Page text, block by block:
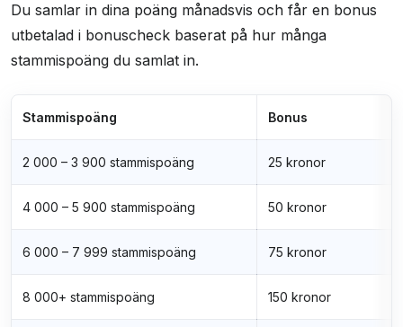
Frågor och svar
Kontaktinformasjon
Du samlar in dina poäng månadsvis och får en bonus
utbetalad i bonuscheck baserat på hur många
stammispoäng du samlat in.
Stammispoäng Bonus
2 000 – 3 900 stammispoäng 25 kronor
4 000 – 5 900 stammispoäng 50 kronor
6 000 – 7 999 stammispoäng 75 kronor
8 000+ stammispoäng 150 kronor